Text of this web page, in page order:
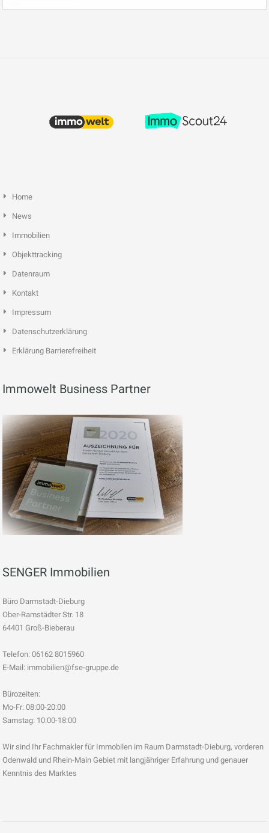
Home
News
Immobilien
Objekttracking
Datenraum
Kontakt
Impressum
Datenschutzerklärung
Erklärung Barrierefreiheit
Immowelt Business Partner
SENGER Immobilien
Büro Darmstadt-Dieburg
Ober-Ramstädter Str. 18
64401 Groß-Bieberau
Telefon: 06162 8015960
E-Mail: immobilien@fse-gruppe.de
Bürozeiten:
Mo-Fr: 08:00-20:00
Samstag: 10:00-18:00
Wir sind Ihr Fachmakler für Immobilen im Raum Darmstadt-Dieburg, vorderen
Odenwald und Rhein-Main Gebiet mit langjähriger Erfahrung und genauer
Kenntnis des Marktes